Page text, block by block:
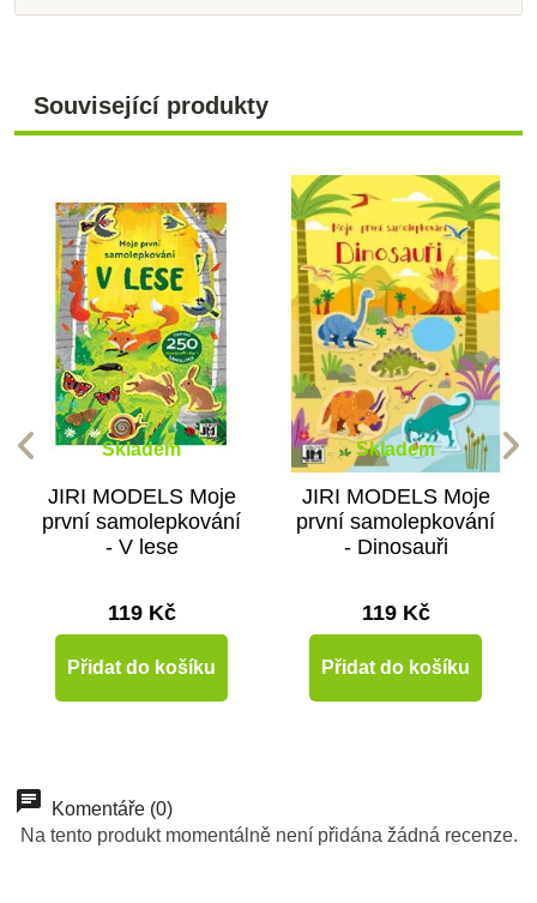
Související produkty
Skladem
JIRI MODELS Moje
první samolepkování
- V lese
119 Kč
Přidat do košíku
Skladem
JIRI MODELS Moje
první samolepkování
- Dinosauři
119 Kč
Přidat do košíku
Komentáře (0)
Na tento produkt momentálně není přidána žádná recenze.